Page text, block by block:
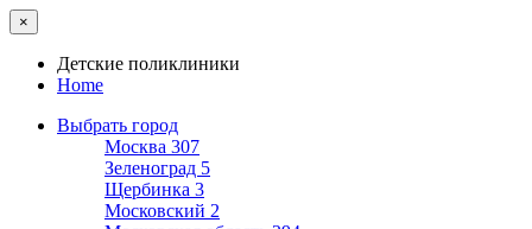
×
Детские поликлиники
Home
Выбрать город
Москва 307
Зеленоград 5
Щербинка 3
Московский 2